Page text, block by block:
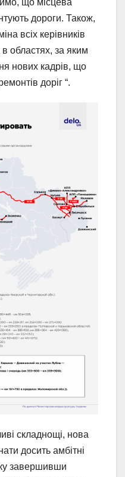
дороги. Також,
всіх керівників
областях, за яким
нових кадрів, що
доріг “.
складнощі, нова
досить амбітні
завершивши